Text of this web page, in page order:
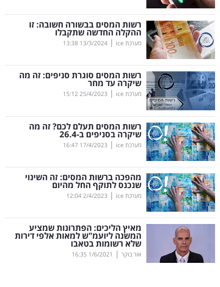
דעות
רכילות
עסקית
קריפטו
ויראלי
טלוויזיה
עסקי
ספורט
קריירה
ולימודים
מינויים
רייטינג
רכב
רשות המסים בבשורה חשובה: זו
ההקלה החדשה שתקבלו
מערכת ice |
13/3/2024
13:38
רשות המסים סוגרת סניפים: זה מה
שיקרה עד מחר
מערכת ice |
25/4/2023
15:12
רשות המסים תעלם לכם? זה מה
שיקרה בסניפים ב-26.4
מערכת ice |
17/4/2023
16:47
מהפכה ברשות המסים: זה השינוי
שנכנס לתוקף החל מהיום
מערכת ice |
2/4/2023
12:04
מאיץ הליכים: הפתרונות שמציע
המשנה ליועמ"ש למאות אלפי דירות
שלא רשומות בטאבו
אור בוקר |
1/6/2021
16:35